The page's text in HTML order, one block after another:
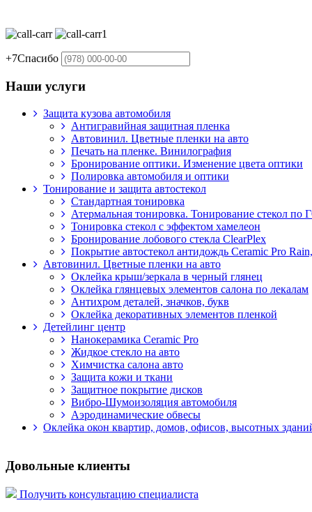
+7Спасибо
Наши услуги
Защита кузова автомобиля
Антигравийная защитная пленка
Автовинил. Цветные пленки на авто
Печать на пленке. Винилография
Бронирование оптики. Изменение цвета оптики
Полировка автомобиля и оптики
Тонирование и защита автостекол
Стандартная тонировка
Атермальная тонировка. Тонирование стекол по
Тонировка стекол с эффектом хамелеон
Бронирование лобового стекла ClearPlex
Покрытие автостекол антидождь Ceramic Pro
Автовинил. Цветные пленки на авто
Оклейка крыш/зеркала в черный глянец
Оклейка глянцевых элементов салона по лекалам
Антихром деталей, значков, букв
Оклейка декоративных элементов пленкой
Детейлинг центр
Нанокерамика Ceramic Pro
Жидкое стекло на авто
Химчистка салона авто
Защита кожи и ткани
Защитное покрытие дисков
Вибро-Шумоизоляция автомобиля
Аэродинамические обвесы
Оклейка окон квартир, домов, офисов, высотных
Довольные клиенты
Получить консультацию специалиста